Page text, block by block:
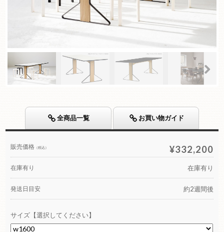
Next
全商品一覧 お買い物ガイド
販売価格 （税込） ¥332,200
在庫有り 在庫有り
発送日目安 約2週間後
サイズ【選択してください】